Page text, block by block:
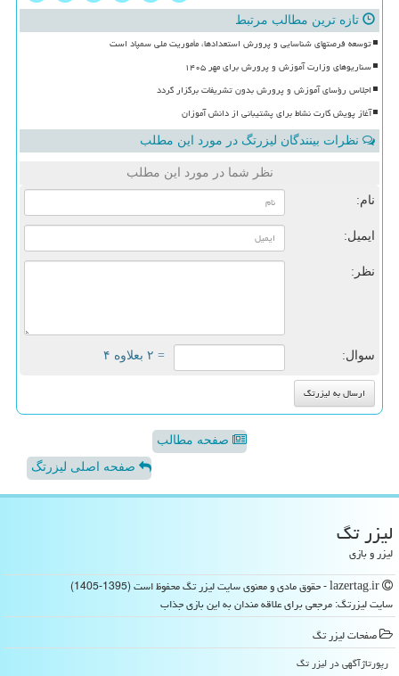
تازه ترین مطالب مرتبط
توسعه فرصتهای شناسایی و پرورش استعدادها، مأموریت ملی سمپاد است
سناریوهای وزارت آموزش و پرورش برای مهر ۱۴۰۵
اجلاس رؤسای آموزش و پرورش بدون تشریفات برگزار گردد
آغاز پویش کارت نشاط برای پشتیبانی از دانش آموزان
نظرات بینندگان لیزرتگ در مورد این مطلب
نظر شما در مورد این مطلب
نام:
ایمیل:
نظر:
سوال: = ۲ بعلاوه ۴
صفحه مطالب
صفحه اصلی لیزرتگ
لیزر تگ
لیزر و بازی
سایت لیزرتگ: مرجعی برای علاقه مندان به این بازی جذاب
صفحات لیزر تگ
رپورتاژآگهی در لیزر تگ